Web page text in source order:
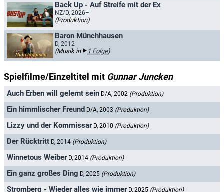
Back Up - Auf Streife mit der Ex
NZ/D, 2026–
(Produktion)
Baron Münchhausen
D, 2012
(Musik in 1 Folge)
Spielfilme/Einzeltitel mit Gunnar Juncken
Auch Erben will gelernt sein D/A, 2002 (Produktion)
Ein himmlischer Freund D/A, 2003 (Produktion)
Lizzy und der Kommissar D, 2010 (Produktion)
Der Rücktritt D, 2014 (Produktion)
Winnetous Weiber D, 2014 (Produktion)
Ein ganz großes Ding D, 2025 (Produktion)
Stromberg - Wieder alles wie immer D, 2025 (Produktion)